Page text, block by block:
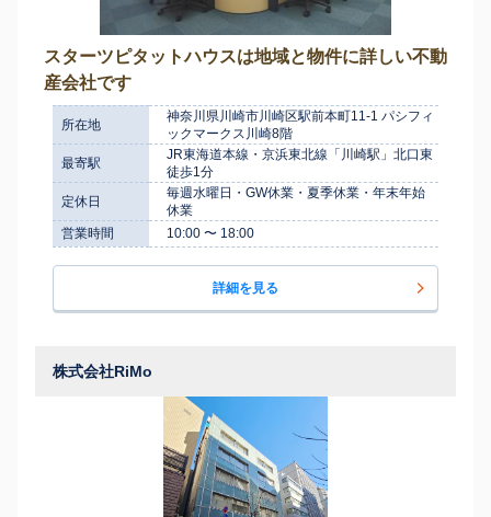
スターツピタットハウスは地域と物件に詳しい不動
産会社です
所在地
神奈川県川崎市川崎区駅前本町11-1 パシフィ
ックマークス川崎8階
最寄駅
JR東海道本線・京浜東北線「川崎駅」北口東
徒歩1分
定休日
毎週水曜日・GW休業・夏季休業・年末年始
休業
営業時間
10:00 〜 18:00
詳細を見る
株式会社RiMo